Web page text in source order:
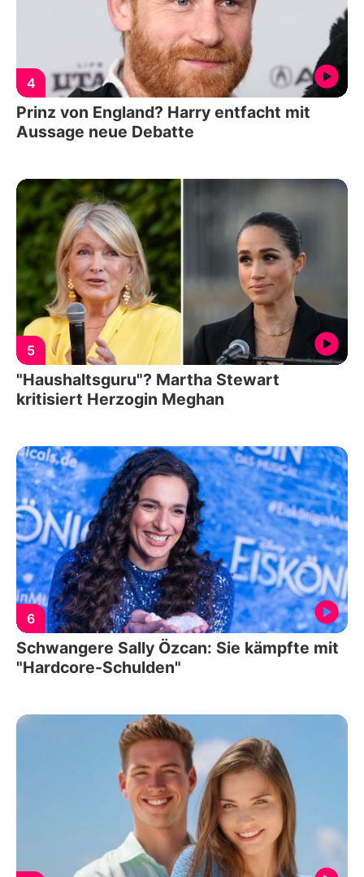
4
Prinz von England? Harry entfacht mit
Aussage neue Debatte
5
"Haushaltsguru"? Martha Stewart
kritisiert Herzogin Meghan
6
Schwangere Sally Özcan: Sie kämpfte mit
"Hardcore-Schulden"